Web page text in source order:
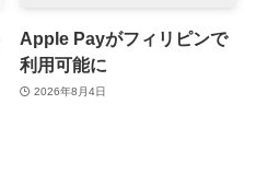
Apple Payがフィリピンで
利用可能に
2026年8月4日